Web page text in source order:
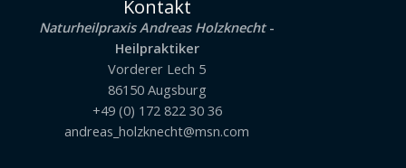
Kontakt
Naturheilpraxis Andreas Holzknecht-
Heilpraktiker
Vorderer Lech 5
86150 Augsburg
+49 (0) 172 822 30 36
andreas_holzknecht@msn.com